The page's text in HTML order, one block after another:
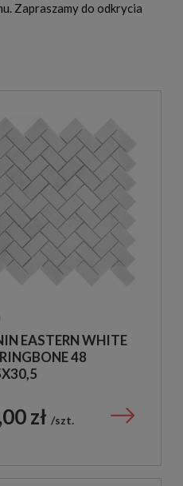
Zapraszamy do odkrycia
EASTERN WHITE
48
zł szt.